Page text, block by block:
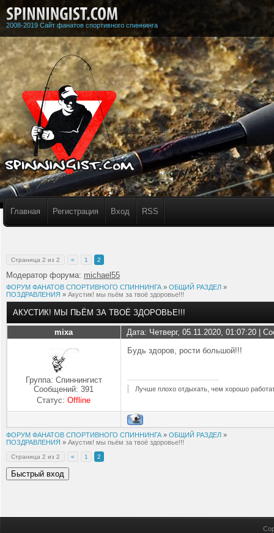
2008-2019 Сайт фанатов спортивного спиннинга
Главная Регистрация Вход RSS
Страница 2 из 2 « 1 2
Модератор форума: michael55
ФОРУМ ФАНАТОВ СПОРТИВНОГО СПИННИНГА » ОБЩИЙ РАЗДЕЛ »
ПОЗДРАВЛЕНИЯ » Акустик! мы пьём за твоё здоровье!!!
АКУСТИК! МЫ ПЬЁМ ЗА ТВОЁ ЗДОРОВЬЕ!!!
mixa Дата: Четверг, 05.11.2020, 01:07:20 |
Группа: Спиннингист
Сообщений:391
Статус:Offline
Будь здоров, рости большой!!!
Лучше плохо отдыхать, чем хорошо
ФОРУМ ФАНАТОВ СПОРТИВНОГО СПИННИНГА » ОБЩИЙ РАЗДЕЛ »
ПОЗДРАВЛЕНИЯ » Акустик! мы пьём за твоё здоровье!!!
Страница 2 из 2 « 1 2